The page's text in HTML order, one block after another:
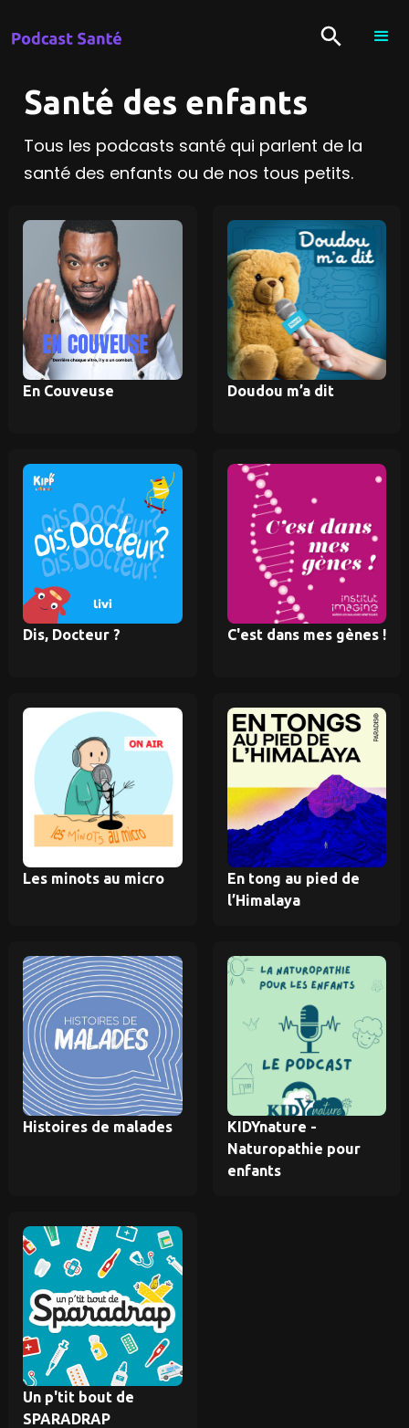
Santé des enfants
Tous les podcasts santé qui parlent de la
santé des enfants ou de nos tous petits.
En Couveuse Doudou m’a dit
Dis, Docteur ? C'est dans mes gènes !
Les minots au micro
En tong au pied de
l’Himalaya
Histoires de malades
KIDYnature -
Naturopathie pour
enfants
Un p'tit bout de
SPARADRAP